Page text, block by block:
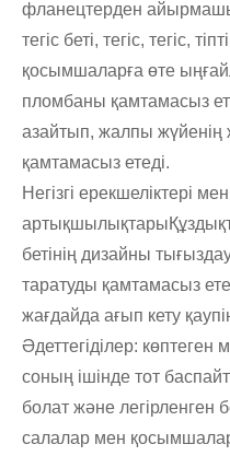
фланецтерден
тегіс беті, тегіс, тегіс,
қосымшаларға өте
пломбаны қамтамасыз
азайтып, жалпы
қамтамасыз етеді.
Негізгі ерекшеліктері мен
бетінің дизайны
таратуды қамтамасыз
жағдайда ағып кету
Әдеттегіділер: көптеген
соның ішінде тот
болат және легірленген
салалар мен